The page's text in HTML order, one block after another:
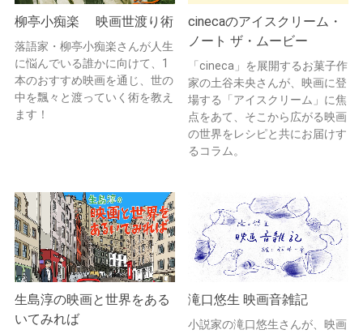
柳亭小痴楽 映画世渡り術
落語家・柳亭小痴楽さんが人生
に悩んでいる誰かに向けて、1
本のおすすめ映画を通じ、世の
中を飄々と渡っていく術を教え
ます！
cinecaのアイスクリーム・
ノート ザ・ムービー
「cineca」を展開するお菓子作
家の土谷未央さんが、映画に登
場する「アイスクリーム」に焦
点をあて、そこから広がる映画
の世界をレシピと共にお届けす
るコラム。
生島淳の映画と世界をある
いてみれば
滝口悠生 映画音雑記
小説家の滝口悠生さんが、映画